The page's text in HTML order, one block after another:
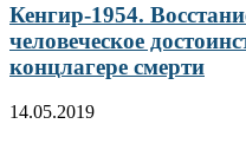
Кенгир-1954.
человеческое
концлагере смерти
14.05.2019